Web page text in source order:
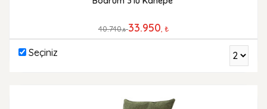
40.740,₺ 33.950 , ₺
Seçiniz